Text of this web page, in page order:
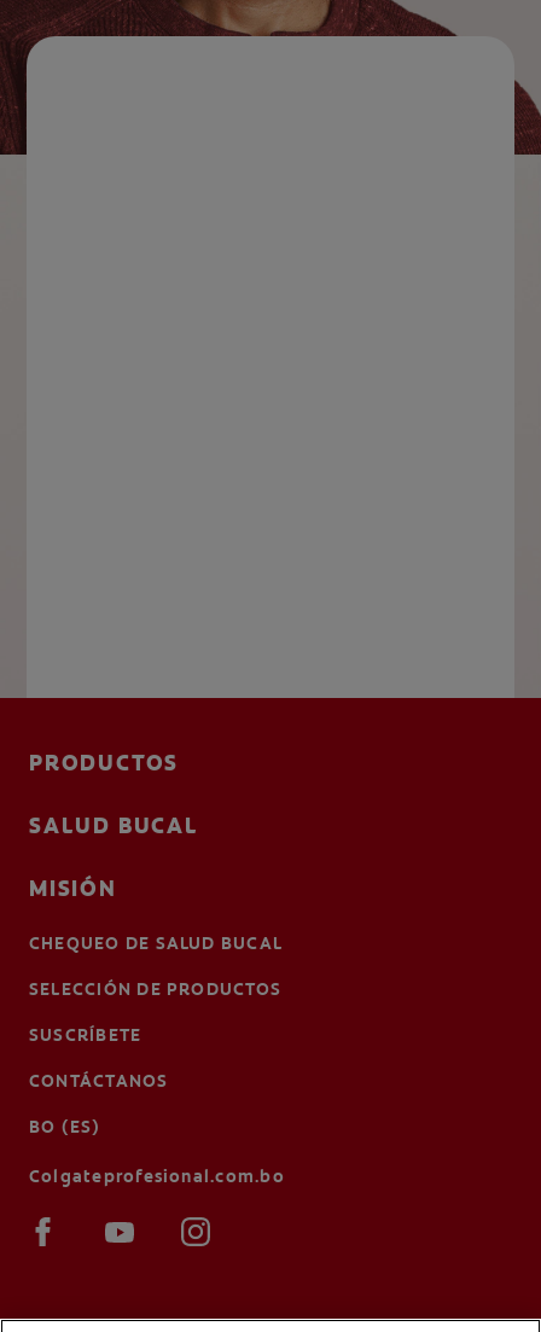
PRODUCTOS
SALUD BUCAL
MISIÓN
CHEQUEO DE SALUD BUCAL
SELECCIÓN DE PRODUCTOS
SUSCRÍBETE
CONTÁCTANOS
BO (ES)
Colgateprofesional.com.bo